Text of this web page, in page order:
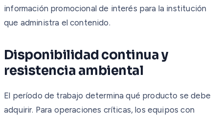
información promocional de interés para la institución
que administra el contenido.
Disponibilidad continua y
resistencia ambiental
El período de trabajo determina qué producto se debe
adquirir. Para operaciones críticas, los equipos con